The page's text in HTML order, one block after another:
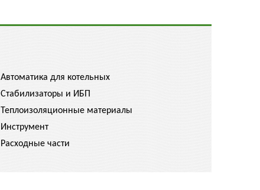
Автоматика для котельных
Стабилизаторы и ИБП
Теплоизоляционные материалы
Инструмент
Расходные части